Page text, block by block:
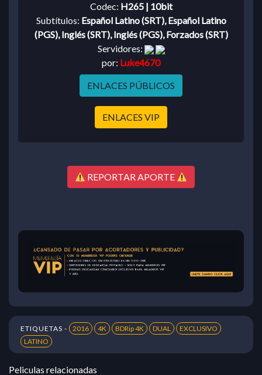
Codec: H265 | 10bit
Subtítulos: Español Latino (SRT), Español Latino
(PGS), Inglés (SRT), Inglés (PGS), Forzados (SRT)
Servidores:
por: Luke4670
ENLACES PÚBLICOS
ENLACES VIP
REPORTAR APORTE
ETIQUETAS - 2016 4K BDRip 4K DUAL
EXCLUSIVO
LATINO
Peliculas relacionadas